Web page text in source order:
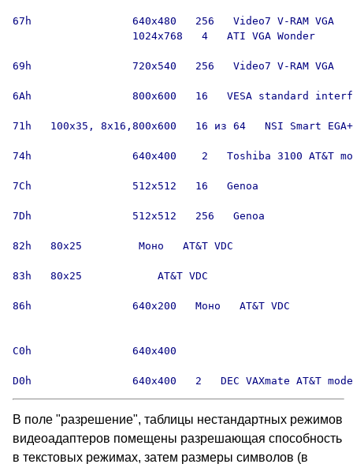
67h                640x480   256   Video7 V-RAM VGA
                   1024x768   4   ATI VGA Wonder
69h                720x540   256   Video7 V-RAM VGA
6Ah                800x600   16   VESA standard
71h   100x35, 8x16,800x600   16 из 64   NSI Smart EGA+
74h                640x400    2   Toshiba 3100 AT&T
7Ch                512x512   16   Genoa
7Dh                512x512   256   Genoa
82h   80x25         Моно   AT&T VDC
83h   80x25            AT&T VDC
86h                640x200   Моно   AT&T VDC
C0h                640x400
D0h                640x400   2   DEC VAXmate AT&T mode
В поле "разрешение", таблицы нестандартных режимов
видеоадаптеров помещены разрешающая способность
в текстовых режимах, затем размеры символов (в